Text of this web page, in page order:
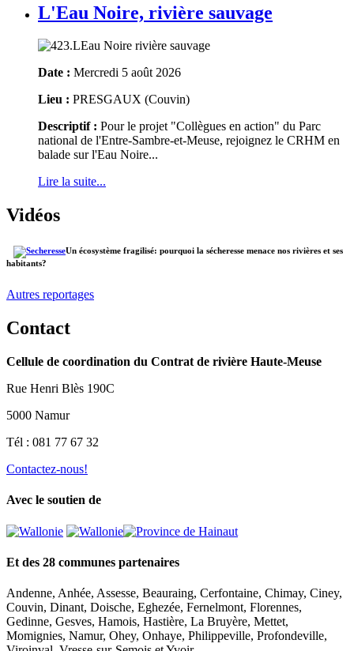
L'Eau Noire, rivière sauvage
Date : Mercredi 5 août 2026
Lieu : PRESGAUX (Couvin)
Descriptif : Pour le projet "Collègues en action" du Parc
national de l'Entre-Sambre-et-Meuse, rejoignez le CRHM en
balade sur l'Eau Noire...
Lire la suite...
Vidéos
Un écosystème fragilisé: pourquoi la sécheresse menace nos rivières et ses
habitants?
Autres reportages
Contact
Cellule de coordination du Contrat de rivière Haute-Meuse
Rue Henri Blès 190C
5000 Namur
Tél : 081 77 67 32
Contactez-nous!
Avec le soutien de
Et des 28 communes partenaires
Andenne, Anhée, Assesse, Beauraing, Cerfontaine, Chimay, Ciney,
Couvin, Dinant, Doische, Eghezée, Fernelmont, Florennes,
Gedinne, Gesves, Hamois, Hastière, La Bruyère, Mettet,
Momignies, Namur, Ohey, Onhaye, Philippeville, Profondeville,